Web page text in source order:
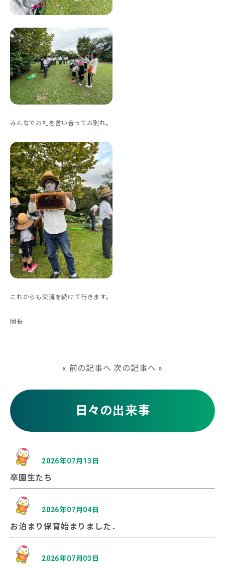
みんなでお礼を言い合ってお別れ。
これからも交流を続けて行きます。
園長
« 前の記事へ 次の記事へ »
日々の出来事
2026年07月13日
卒園生たち
2026年07月04日
お泊まり保育始まりました．
2026年07月03日